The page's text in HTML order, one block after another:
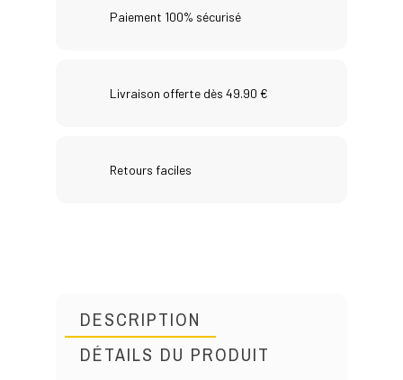
Paiement 100% sécurisé
Livraison offerte dès 49.90 €
Retours faciles
DESCRIPTION
DÉTAILS DU PRODUIT